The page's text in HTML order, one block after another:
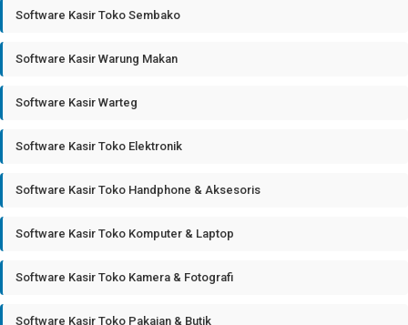
Software Kasir Toko Sembako
Software Kasir Warung Makan
Software Kasir Warteg
Software Kasir Toko Elektronik
Software Kasir Toko Handphone & Aksesoris
Software Kasir Toko Komputer & Laptop
Software Kasir Toko Kamera & Fotografi
Software Kasir Toko Pakaian & Butik